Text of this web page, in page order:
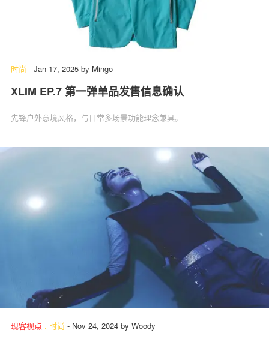
时尚 - Jan 17, 2025 by Mingo
XLIM EP.7 第一弹单品发售信息确认
先锋户外意境风格，与日常多场景功能理念兼具。
现客视点 . 时尚 - Nov 24, 2024 by Woody